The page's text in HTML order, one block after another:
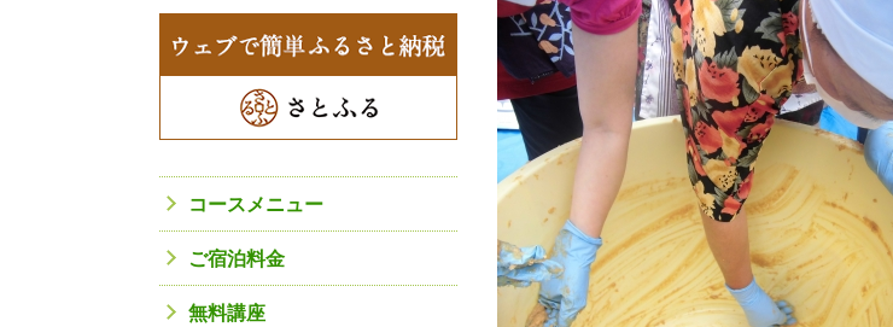
コースメニュー
ご宿泊料金
無料講座